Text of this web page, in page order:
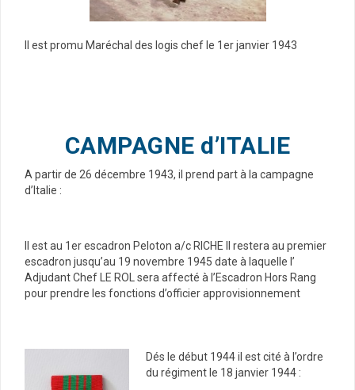
Il est promu Maréchal des logis chef le 1er janvier 1943
CAMPAGNE d’ITALIE
A partir de 26 décembre 1943, il prend part à la campagne
d’Italie :
Il est au 1er escadron Peloton a/c RICHE Il restera au premier
escadron jusqu’au 19 novembre 1945 date à laquelle l’
Adjudant Chef LE ROL sera affecté à l’Escadron Hors Rang
pour prendre les fonctions d’officier approvisionnement
Dés le début 1944 il est cité à l’ordre
du régiment le 18 janvier 1944 :